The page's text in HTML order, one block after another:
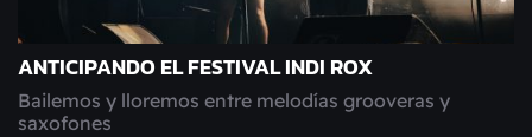
ANTICIPANDO EL FESTIVAL INDI ROX
Bailemos y lloremos entre melodías grooveras y
saxofones